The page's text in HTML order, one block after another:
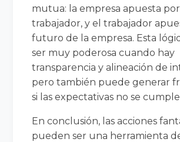
mutua: la empresa apuesta por
trabajador, y el trabajador
futuro de la empresa. Esta
ser muy poderosa cuando hay
transparencia y alineación de
pero también puede generar
si las expectativas no se
En conclusión, las acciones
pueden ser una herramienta